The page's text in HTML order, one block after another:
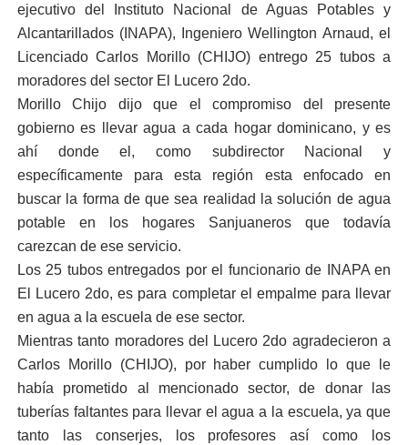
ejecutivo del Instituto Nacional de Aguas Potables y
Alcantarillados (INAPA), Ingeniero Wellington Arnaud,el
Licenciado Carlos Morillo (CHIJO) entrego 25 tubos a
moradores del sector El Lucero 2do.
Morillo Chijo dijo que el compromiso del presente
gobierno es llevar agua a cada hogar dominicano, y es
ahí donde el, como subdirector Nacional y
específicamente para esta región esta enfocado en
buscar la forma de que sea realidad la solución de agua
potable en los hogares Sanjuaneros que todavía
carezcan de ese servicio.
Los 25 tubos entregados por el funcionario de INAPA en
El Lucero 2do, es para completar el empalme para llevar
en agua a la escuela de ese sector.
Mientras tanto moradores del Lucero 2do agradecieron a
Carlos Morillo (CHIJO), por haber cumplido lo que le
había prometido al mencionado sector, de donar las
tuberías faltantes para llevar el agua a la escuela, ya que
tanto las conserjes, los profesores así como los